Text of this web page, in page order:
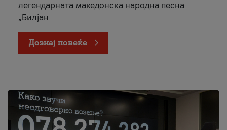
легендарната македонска народна песна
„Билјан
Дознај повеќе